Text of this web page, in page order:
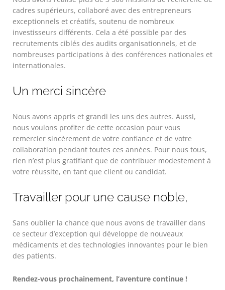
cadres supérieurs, collaboré avec des entrepreneurs
exceptionnels et créatifs, soutenu de nombreux
investisseurs différents. Cela a été possible par des
recrutements ciblés des audits organisationnels, et de
nombreuses participations à des conférences nationales et
internationales.
Un merci sincère
Nous avons appris et grandi les uns des autres. Aussi,
nous voulons profiter de cette occasion pour vous
remercier sincèrement de votre confiance et de votre
collaboration pendant toutes ces années. Pour nous tous,
rien n’est plus gratifiant que de contribuer modestement à
votre réussite, en tant que client ou candidat.
Travailler pour une cause noble,
Sans oublier la chance que nous avons de travailler dans
ce secteur d’exception qui développe de nouveaux
médicaments et des technologies innovantes pour le bien
des patients.
Rendez-vous prochainement, l’aventure continue !